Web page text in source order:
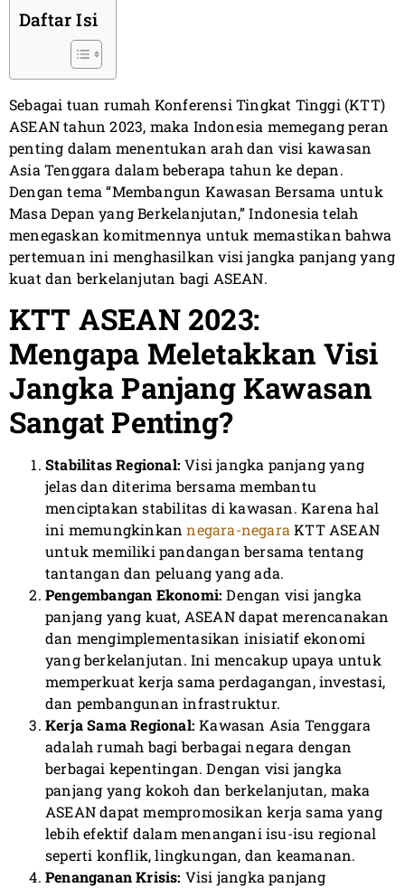
Daftar Isi
Sebagai tuan rumah Konferensi Tingkat Tinggi (KTT)
ASEAN tahun 2023, maka Indonesia memegang peran
penting dalam menentukan arah dan visi kawasan
Asia Tenggara dalam beberapa tahun ke depan.
Dengan tema “Membangun Kawasan Bersama untuk
Masa Depan yang Berkelanjutan,” Indonesia telah
menegaskan komitmennya untuk memastikan bahwa
pertemuan ini menghasilkan visi jangka panjang yang
kuat dan berkelanjutan bagi ASEAN.
KTT ASEAN 2023:
Mengapa Meletakkan Visi
Jangka Panjang Kawasan
Sangat Penting?
Stabilitas Regional: Visi jangka panjang yang
jelas dan diterima bersama membantu
menciptakan stabilitas di kawasan. Karena hal
ini memungkinkannegara-negara KTT ASEAN
untuk memiliki pandangan bersama tentang
tantangan dan peluang yang ada.
Pengembangan Ekonomi: Dengan visi jangka
panjang yang kuat, ASEAN dapat merencanakan
dan mengimplementasikan inisiatif ekonomi
yang berkelanjutan. Ini mencakup upaya untuk
memperkuat kerja sama perdagangan, investasi,
dan pembangunan infrastruktur.
Kerja Sama Regional: Kawasan Asia Tenggara
adalah rumah bagi berbagai negara dengan
berbagai kepentingan. Dengan visi jangka
panjang yang kokoh dan berkelanjutan, maka
ASEAN dapat mempromosikan kerja sama yang
lebih efektif dalam menangani isu-isu regional
seperti konflik, lingkungan, dan keamanan.
Penanganan Krisis: Visi jangka panjang